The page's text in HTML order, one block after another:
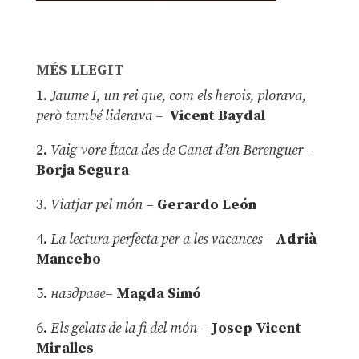
MÉS LLEGIT
1.Jaume I, un rei que, com els herois, plorava,
però també liderava – Vicent Baydal
2. Vaig vore Ítaca des de Canet d’en Berenguer–
Borja Segura
3. Viatjar pel món – Gerardo León
4. La lectura perfecta per a les vacances –Adrià
Mancebo
5. наздраве– Magda Simó
6. Els gelats de la fi del món – Josep Vicent
Miralles